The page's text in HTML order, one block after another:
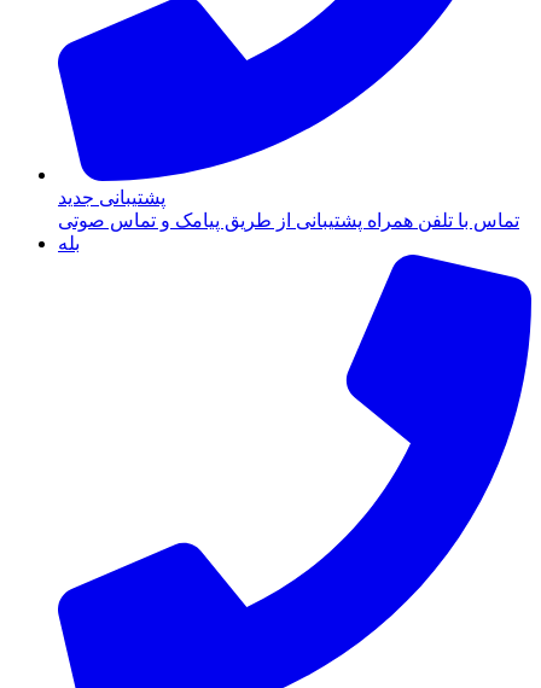
پشتیبانی جدید
تماس با تلفن همراه پشتیبانی از طریق پیامک و تماس صوتی
بله